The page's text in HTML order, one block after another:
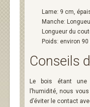
Lame: 9 cm,
Manche:
Longueur du
Poids: environ
Conseils
Le bois étant une
l’humidité, nous
d’éviter le contact